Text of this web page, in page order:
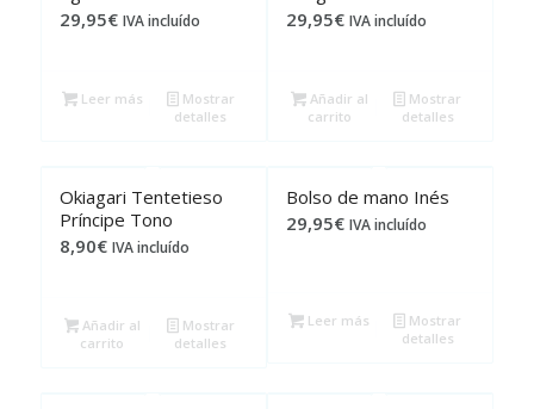
29,95€ IVA incluído
Leer más
Mostrar
detalles
29,95€ IVA incluído
Añadir al
carrito
Mostrar
detalles
Okiagari Tentetieso
Príncipe Tono
8,90€ IVA incluído
Añadir al
carrito
Mostrar
detalles
Bolso de mano Inés
29,95€ IVA incluído
Leer más
Mostrar
detalles